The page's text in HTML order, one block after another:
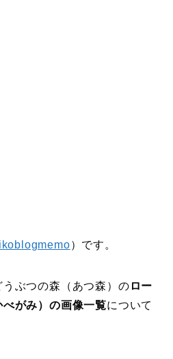
）です。
ぶつの森（あつ森）の ロー
がみ）の画像一覧について